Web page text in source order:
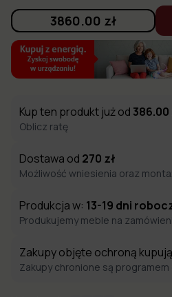
3860.00 zł
Kup ten produkt już od 386.00
Oblicz ratę
Dostawa od 270 zł
Możliwość wniesienia oraz
Produkcja w: 13-19 dni
Produkujemy meble na
Zakupy objęte ochroną
Zakupy chronione są